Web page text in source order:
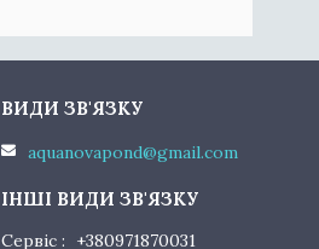
aquanovapond@gmail.com
Сервіс +380971870031